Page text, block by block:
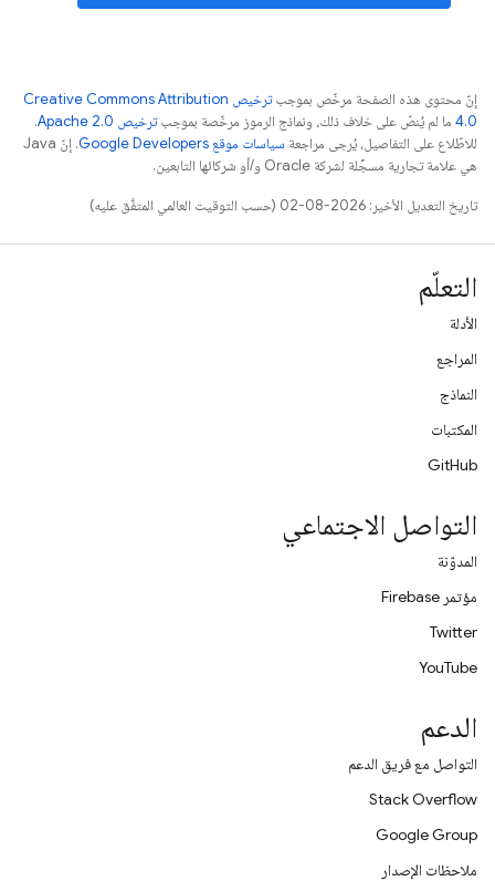
إنّ محتوى هذه الصفحة مرخّص بموجب
ترخيص Creative Commons Attribution
4.0‏ ما لم يُنصّ على خلاف ذلك، ونماذج الرموز مرخّصة بموجبترخيص Apache 2.0‏
.
للاطّلاع على التفاصيل، يُرجى مراجعة سياسات موقع Google Developers‏
. إنّ Java
هي علامة تجارية مسجَّلة لشركة Oracle و/أو شركائها التابعين.
تاريخ التعديل الأخير: 2026-08-02 (حسب التوقيت العالمي المتفَّق عليه)
التعلّم
الأدلة
المراجع
النماذج
المكتبات
GitHub
التواصل الاجتماعي
المدوّنة
مؤتمر Firebase
Twitter
YouTube
الدعم
التواصل مع فريق الدعم
Stack Overflow
Google Group
ملاحظات الإصدار